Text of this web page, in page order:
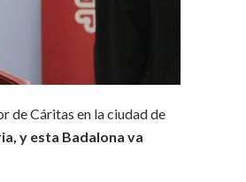
de Cáritas en la ciudad de
y esta Badalona va